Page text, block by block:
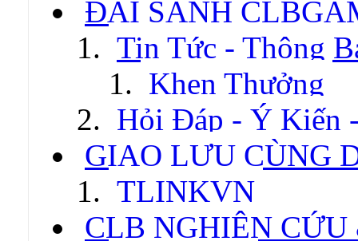
ĐẠI SẢNH
Tin Tức - Thông
Khen Thưởng
Hỏi Đáp - Ý Kiến
GIAO LƯU CÙNG
TLINKVN
CLB NGHIÊN